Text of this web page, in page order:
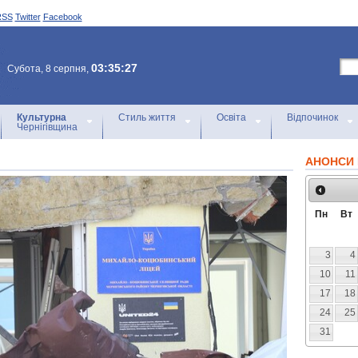
Twitter Facebook
Субота, 8 серпня, 03:35:27
Культурна
Чернігівщина
Стиль життя Освіта Відпочинок
АНОНСИ
Пн Вт
3
4
10
11
17
18
24
25
31